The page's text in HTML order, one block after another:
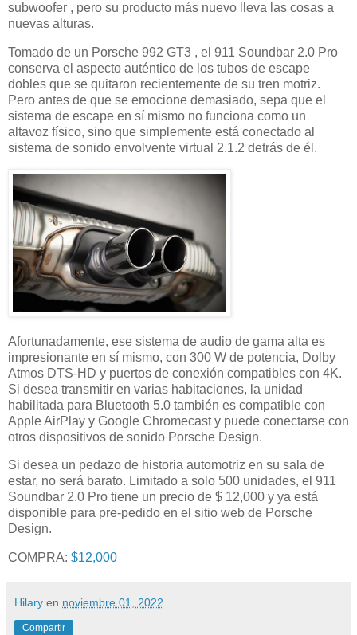
subwoofer , pero su producto más nuevo lleva las cosas a
nuevas alturas.
Tomado de un Porsche 992 GT3 , el 911 Soundbar 2.0 Pro
conserva el aspecto auténtico de los tubos de escape
dobles que se quitaron recientemente de su tren motriz.
Pero antes de que se emocione demasiado, sepa que el
sistema de escape en sí mismo no funciona como un
altavoz físico, sino que simplemente está conectado al
sistema de sonido envolvente virtual 2.1.2 detrás de él.
Afortunadamente, ese sistema de audio de gama alta es
impresionante en sí mismo, con 300 W de potencia, Dolby
Atmos DTS-HD y puertos de conexión compatibles con 4K.
Si desea transmitir en varias habitaciones, la unidad
habilitada para Bluetooth 5.0 también es compatible con
Apple AirPlay y Google Chromecast y puede conectarse con
otros dispositivos de sonido Porsche Design.
Si desea un pedazo de historia automotriz en su sala de
estar, no será barato. Limitado a solo 500 unidades, el 911
Soundbar 2.0 Pro tiene un precio de $ 12,000 y ya está
disponible para pre-pedido en el sitio web de Porsche
Design.
COMPRA: $12,000
Hilary en noviembre 01, 2022
Compartir